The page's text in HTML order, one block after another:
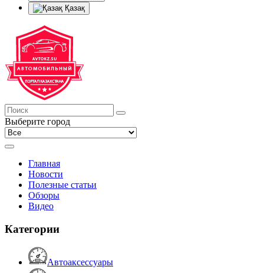
Қазақ
Выберите город
Главная
Новости
Полезные статьи
Обзоры
Видео
Категории
Автоаксессуары